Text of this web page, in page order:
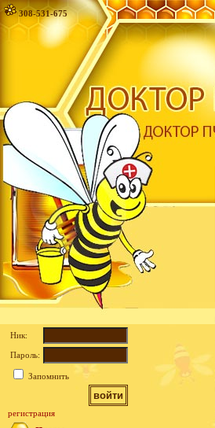
308-531-675
Ник:
Пароль:
Запомнить
регистрация